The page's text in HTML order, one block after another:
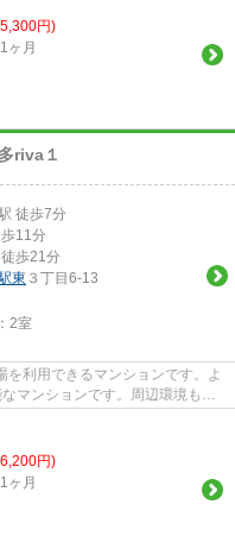
円)
ヶ月
riva１
徒歩7分
歩11分
徒歩21分
東 ３丁目6-13
2室
利用できるマンションです。よ
マンションです。周辺環境も良
円)
ヶ月